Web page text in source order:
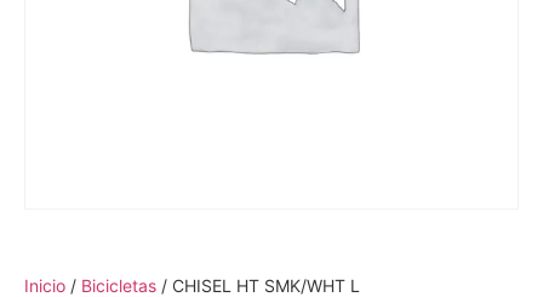
Inicio / Bicicletas / CHISEL HT SMK/WHT L